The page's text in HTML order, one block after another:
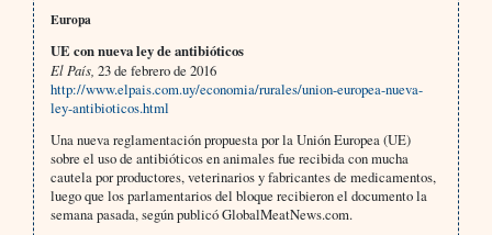
Europa
UE con nueva ley de antibióticos
El País, 23 de febrero de 2016
http://www.elpais.com.uy/economia/rurales/union-europea-nueva-
ley-antibioticos.html
Una nueva reglamentación propuesta por la Unión Europea (UE)
sobre el uso de antibióticos en animales fue recibida con mucha
cautela por productores, veterinarios y fabricantes de medicamentos,
luego que los parlamentarios del bloque recibieron el documento la
semana pasada, según publicó GlobalMeatNews.com.